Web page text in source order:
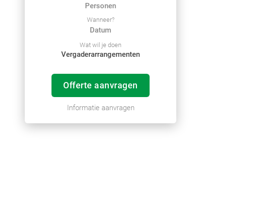
Wanneer?
Wat wil je doen
Vergaderarrangementen
Offerte aanvragen
Informatie aanvragen